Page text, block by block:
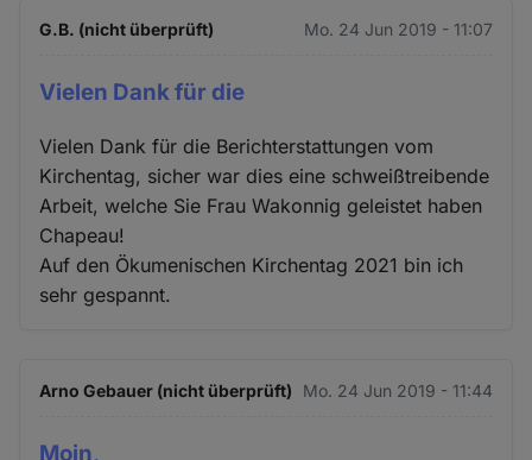
G.B. (nicht überprüft) Mo. 24 Jun 2019 - 11:07
Vielen Dank für die
Vielen Dank für die Berichterstattungen vom
Kirchentag, sicher war dies eine schweißtreibende
Arbeit, welche Sie Frau Wakonnig geleistet haben
Chapeau!
Auf den Ökumenischen Kirchentag 2021 bin ich
sehr gespannt.
Arno Gebauer (nicht überprüft) Mo. 24 Jun 2019 - 11:44
Moin,